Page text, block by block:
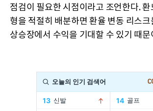
점검이 필요한 시점이라고 조언한다. 환
형을 적절히 배분하면 환율 변동 리스
상승장에서 수익을 기대할 수 있기 때문